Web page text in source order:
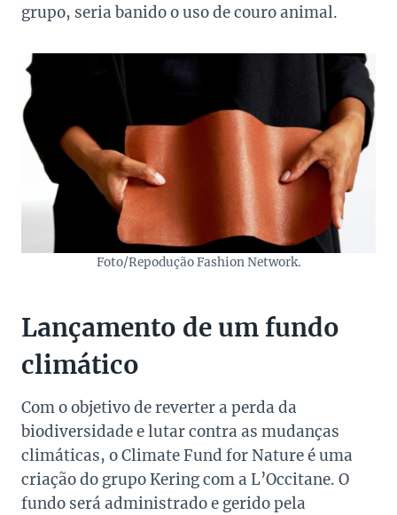
grupo, seria banido o uso de couro animal.
Foto/Repodução Fashion Network.
Lançamento de um fundo
climático
Com o objetivo de reverter a perda da
biodiversidade e lutar contra as mudanças
climáticas, o Climate Fund for Nature é uma
criação do grupo Kering com a L’Occitane. O
fundo será administrado e gerido pela